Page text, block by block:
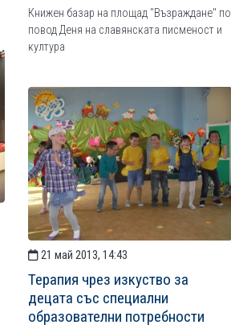
Книжен базар на площад "Възраждане" по
повод Деня на славянската писменост и
култура
21 май 2013, 14:43
Терапия чрез изкуство за
децата със специални
образователни потребности